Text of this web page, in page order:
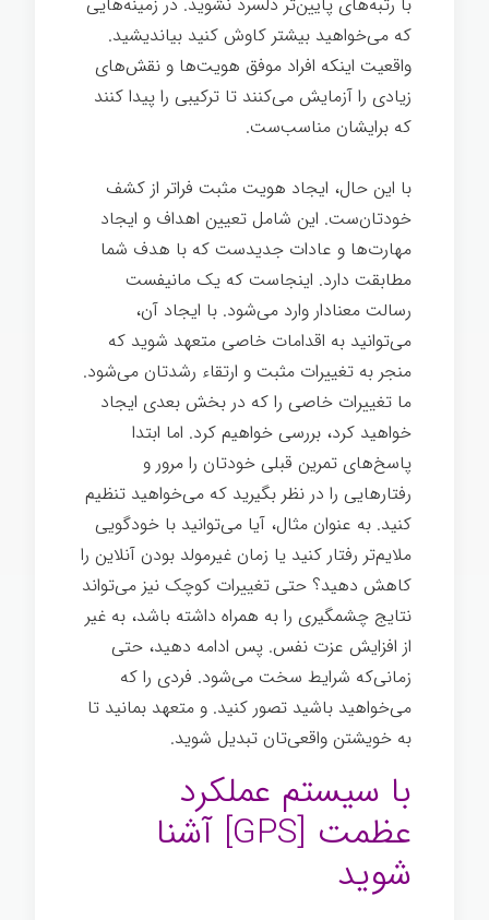
که می‌خواهید بیشتر کاوش کنید بیاندیشید.
واقعیت اینکه افراد موفق هویت‌ها و نقش‌های
زیادی را آزمایش می‌کنند تا ترکیبی را پیدا کنند
که برایشان مناسب‌ست.
با این حال، ایجاد هویت مثبت فراتر از کشف
خودتان‌ست. این شامل تعیین اهداف و ایجاد
مهارت‌ها و عادات جدیدست که با هدف شما
مطابقت دارد. اینجاست که یک مانیفست
رسالت معنادار وارد می‌شود. با ایجاد آن،
می‌توانید به اقدامات خاصی متعهد شوید که
منجر به تغییرات مثبت و ارتقاء رشدتان می‌شود.
ما تغییرات خاصی را که در بخش بعدی ایجاد
خواهید کرد، بررسی خواهیم کرد. اما ابتدا
پاسخ‌های تمرین قبلی خودتان را مرور و
رفتارهایی را در نظر بگیرید که می‌خواهید تنظیم
کنید. به عنوان مثال، آیا می‌توانید با خودگویی
ملایم‌تر رفتار کنید یا زمان غیرمولد بودن آنلاین را
کاهش دهید؟ حتی تغییرات کوچک نیز می‌تواند
نتایج چشمگیری را به همراه داشته باشد، به غیر
از افزایش عزت نفس. پس ادامه دهید، حتی
زمانی‌که شرایط سخت می‌شود. فردی را که
می‌خواهید باشید تصور کنید. و متعهد بمانید تا
به خویشتن واقعی‌تان تبدیل شوید.
با سیستم عملکرد
عظمت [GPS] آشنا
شوید